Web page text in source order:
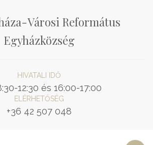
Városi Református
Egyházközség
HIVATALI IDŐ
12:30 és 16:00-17:00
ELÉRHETŐSÉG
+36 42 507 048